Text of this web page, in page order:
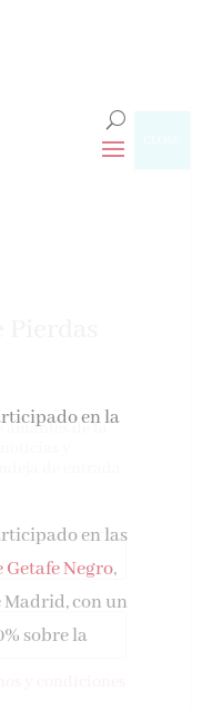
en la
en las
Getafe Negro,
Madrid,con un
sobre la
amantes de la
y